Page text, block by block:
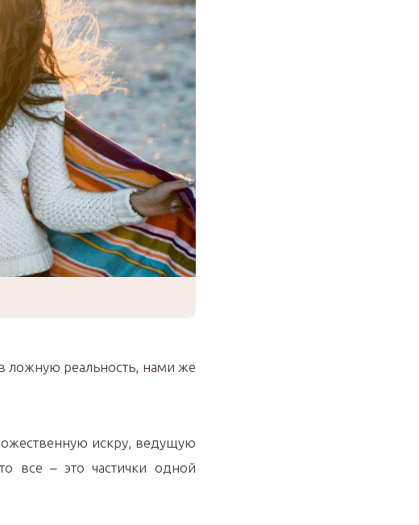
ложную реальность, нами же
искру, ведущую
все – это частички одной